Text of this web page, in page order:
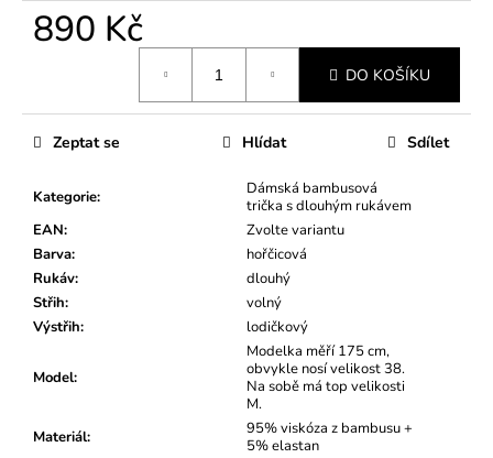
890 Kč
DO KOŠÍKU
Kategorie:
Dámská bambusová
trička s dlouhým rukávem
EAN:
Zvolte variantu
Barva:
hořčicová
Rukáv:
dlouhý
Střih:
volný
Výstřih: lodičkový
Model:
Modelka měří 175 cm,
obvykle nosí velikost 38.
Na sobě má top velikosti
M.
Materiál:
95% viskóza z bambusu +
5% elastan
Zeptat se Hlídat Sdílet